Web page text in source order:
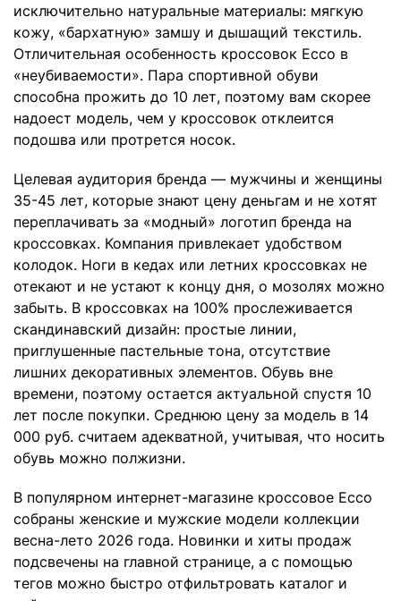
исключительно натуральные материалы: мягкую
кожу, «бархатную» замшу и дышащий текстиль.
Отличительная особенность кроссовок Ecco в
«неубиваемости». Пара спортивной обуви
способна прожить до 10 лет, поэтому вам скорее
надоест модель, чем у кроссовок отклеится
подошва или протрется носок.
Целевая аудитория бренда — мужчины и женщины
35-45 лет, которые знают цену деньгам и не хотят
переплачивать за «модный» логотип бренда на
кроссовках. Компания привлекает удобством
колодок. Ноги в кедах или летних кроссовках не
отекают и не устают к концу дня, о мозолях можно
забыть. В кроссовках на 100% прослеживается
скандинавский дизайн: простые линии,
приглушенные пастельные тона, отсутствие
лишних декоративных элементов. Обувь вне
времени, поэтому остается актуальной спустя 10
лет после покупки. Среднюю цену за модель в 14
000 руб. считаем адекватной, учитывая, что носить
обувь можно полжизни.
В популярном интернет-магазине кроссовое Ecco
собраны женские и мужские модели коллекции
весна-лето 2026 года. Новинки и хиты продаж
подсвечены на главной странице, а с помощью
тегов можно быстро отфильтровать каталог и